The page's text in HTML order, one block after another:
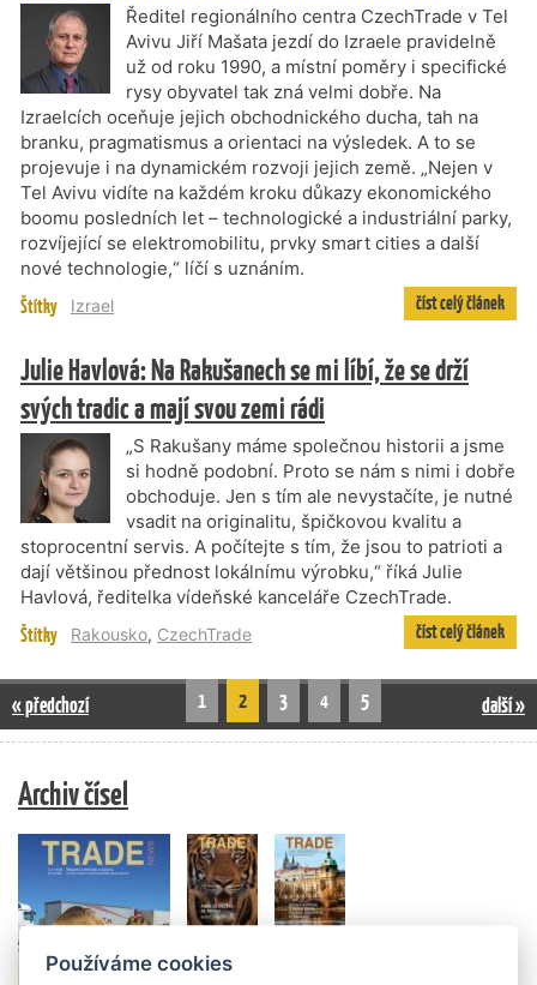
Ředitel regionálního centra CzechTrade v Tel
Avivu Jiří Mašata jezdí do Izraele pravidelně
už od roku 1990, a místní poměry i specifické
rysy obyvatel tak zná velmi dobře. Na
Izraelcích oceňuje jejich obchodnického ducha, tah na
branku, pragmatismus a orientaci na výsledek. A to se
projevuje i na dynamickém rozvoji jejich země. „Nejen v
Tel Avivu vidíte na každém kroku důkazy ekonomického
boomu posledních let – technologické a industriální parky,
rozvíjející se elektromobilitu, prvky smart cities a další
nové technologie,“ líčí s uznáním.
Štítky Izrael číst celý článek
Julie Havlová: Na Rakušanech se mi líbí, že se drží
svých tradic a mají svou zemi rádi
„S Rakušany máme společnou historii a jsme
si hodně podobní. Proto se nám s nimi i dobře
obchoduje. Jen s tím ale nevystačíte, je nutné
vsadit na originalitu, špičkovou kvalitu a
stoprocentní servis. A počítejte s tím, že jsou to patrioti a
dají většinou přednost lokálnímu výrobku,“ říká Julie
Havlová, ředitelka vídeňské kanceláře CzechTrade.
Štítky Rakousko, CzechTrade číst celý článek
« předchozí 1 2 3 4 5 další »
Archiv čísel
Používáme cookies